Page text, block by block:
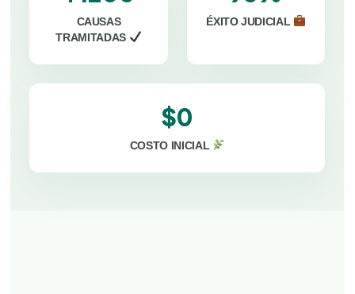
CAUSAS
TRAMITADAS
ÉXITO JUDICIAL
$0
COSTO INICIAL